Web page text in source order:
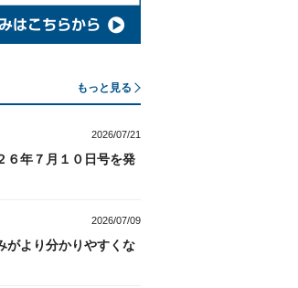
もっと見る
2026/07/21
６年７月１０日号を発
2026/07/09
がより分かりやすくな